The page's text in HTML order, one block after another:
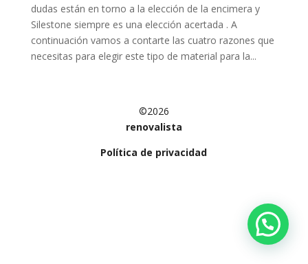
dudas están en torno a la elección de la encimera y
Silestone siempre es una elección acertada . A
continuación vamos a contarte las cuatro razones que
necesitas para elegir este tipo de material para la...
©2026
renovalista
Política de privacidad